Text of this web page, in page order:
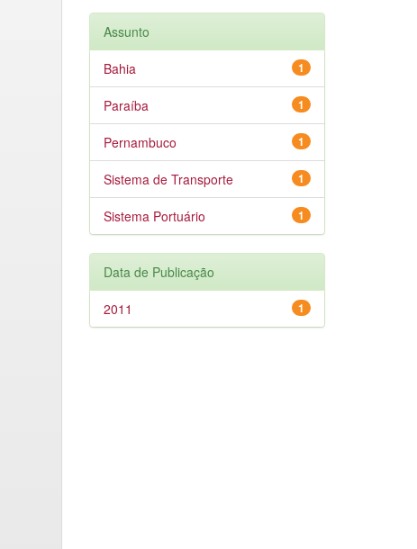
Assunto
1
Bahia
1
Paraíba
1
Pernambuco
1
Sistema de Transporte
1
Sistema Portuário
Data de Publicação
1
2011